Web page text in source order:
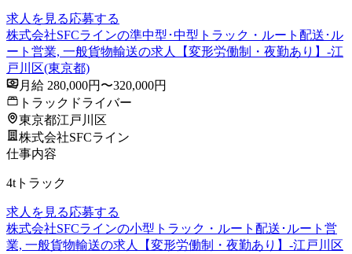
求人を見る応募する
株式会社SFCラインの準中型･中型トラック・ルート配送･ル
ート営業, 一般貨物輸送の求人【変形労働制・夜勤あり】-江
戸川区(東京都)
月給 280,000円〜320,000円
トラックドライバー
東京都江戸川区
株式会社SFCライン
仕事内容
4tトラック
求人を見る応募する
株式会社SFCラインの小型トラック・ルート配送･ルート営
業, 一般貨物輸送の求人【変形労働制・夜勤あり】-江戸川区